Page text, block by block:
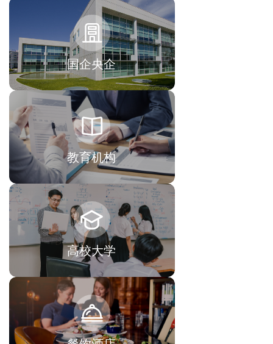
国企央企
教育机构
高校大学